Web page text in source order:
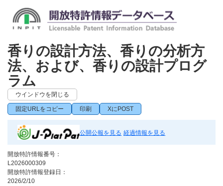
香りの設計方法、香りの分析方
法、および、香りの設計プログ
ラム
ウインドウを閉じる
固定URLをコピー 印刷 XにPOST
公開公報を見る 経過情報を見る
開放特許情報番号：
L2026000309
開放特許情報登録日：
2026/2/10